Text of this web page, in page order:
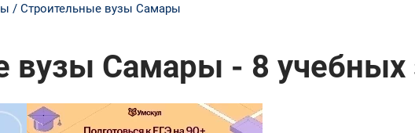
Строительные вузы Самары
вузы Самары - 8 учебных